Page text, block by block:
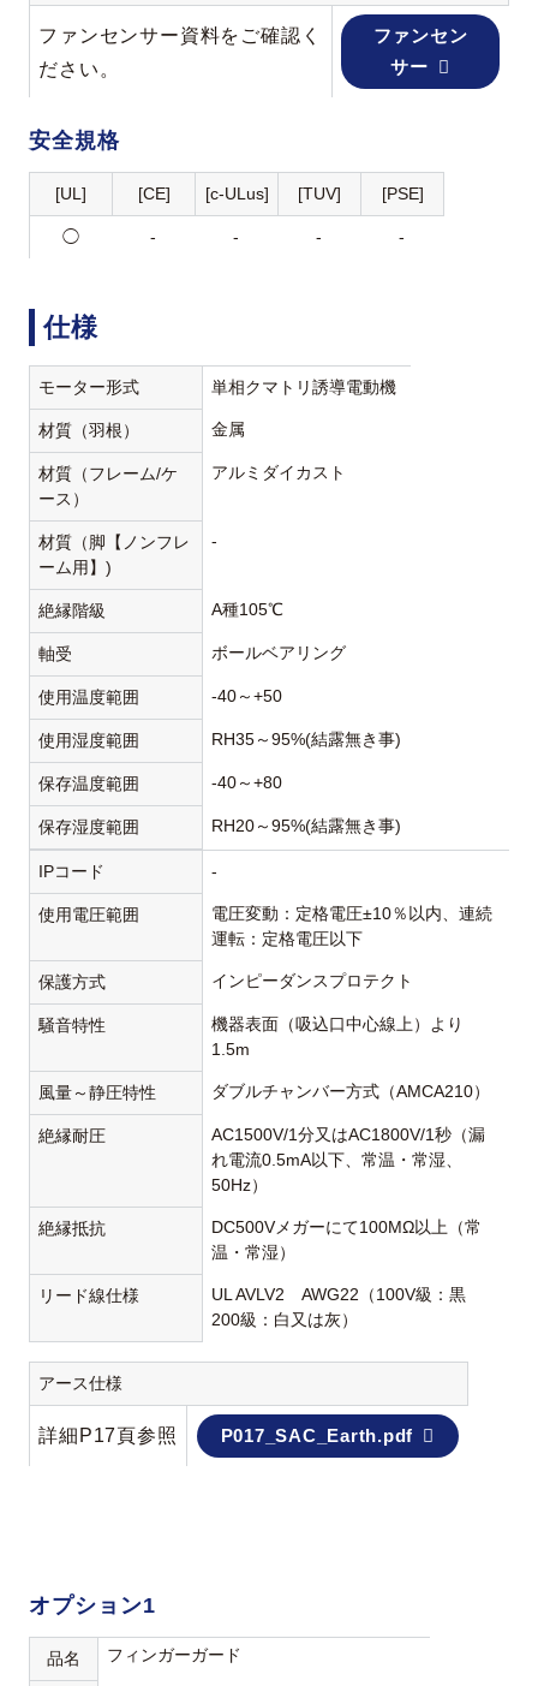
ファンセンサー資料をご確認く
ださい。
ファンセン
サー
安全規格
[UL] [CE] [c-ULus] [TUV] [PSE]
◯ - - - -
仕様
モーター形式 単相クマトリ誘導電動機
材質（羽根） 金属
材質（フレーム/ケ
ース）
アルミダイカスト
材質（脚【ノンフレ
ーム用】)
-
絶縁階級 A種105℃
軸受 ボールベアリング
使用温度範囲 -40～+50
使用湿度範囲 RH35～95%(結露無き事)
保存温度範囲 -40～+80
保存湿度範囲 RH20～95%(結露無き事)
IPコード -
使用電圧範囲
電圧変動：定格電圧±10％以内、連続
運転：定格電圧以下
保護方式 インピーダンスプロテクト
騒音特性
機器表面（吸込口中心線上）より
1.5m
風量～静圧特性 ダブルチャンバー方式（AMCA210）
絶縁耐圧
AC1500V/1分又はAC1800V/1秒（漏
れ電流0.5mA以下、常温・常湿、
50Hz）
絶縁抵抗
DC500Vメガーにて100MΩ以上（常
温・常湿）
リード線仕様
UL AVLV2 AWG22（100V級：黒
200級：白又は灰）
アース仕様
詳細P17頁参照 P017_SAC_Earth.pdf
オプション1
品名 フィンガーガード